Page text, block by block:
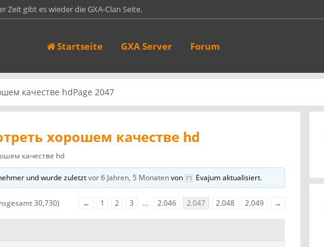
Zeit gibt es wieder die GXA-Clan Seite.
Das Passwort lautet…
Jeder Aufruf…
Day of Defeat 1.3 [game-servers server_id="1"]
Startseite GXA Server Forum
качестве hdPage 2047
хорошем качестве hd
качестве hd
und wurde zuletztvor 6 Jahren, 5 Monatenvon Evajumaktualisiert.
30,730) ← 1 2 3 … 2.046 2.047 2.048 2.049 →